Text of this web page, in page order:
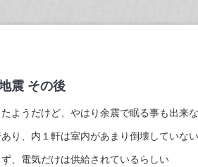
震 その後
ようだけど、やはり余震で眠る事も出来
り、内１軒は室内があまり倒壊していな
、電気だけは供給されているらしい